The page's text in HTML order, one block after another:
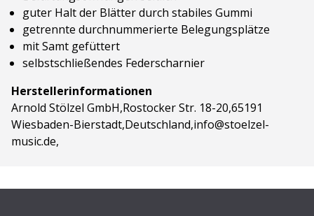
guter Halt der Blätter durch stabiles Gummi
getrennte durchnummerierte Belegungsplätze
mit Samt gefüttert
selbstschließendes Federscharnier
Herstellerinformationen
Arnold Stölzel GmbH,Rostocker Str. 18-20,65191
Wiesbaden-Bierstadt,Deutschland,info@stoelzel-
music.de,